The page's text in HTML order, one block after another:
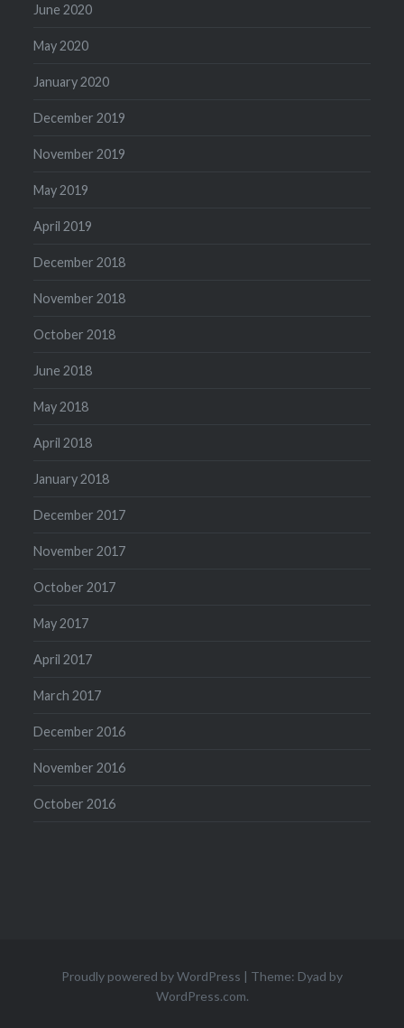
June 2020
May 2020
January 2020
December 2019
November 2019
May 2019
April 2019
December 2018
November 2018
October 2018
June 2018
May 2018
April 2018
January 2018
December 2017
November 2017
October 2017
May 2017
April 2017
March 2017
December 2016
November 2016
October 2016
Proudly powered by WordPress | Theme: Dyad by
WordPress.com.